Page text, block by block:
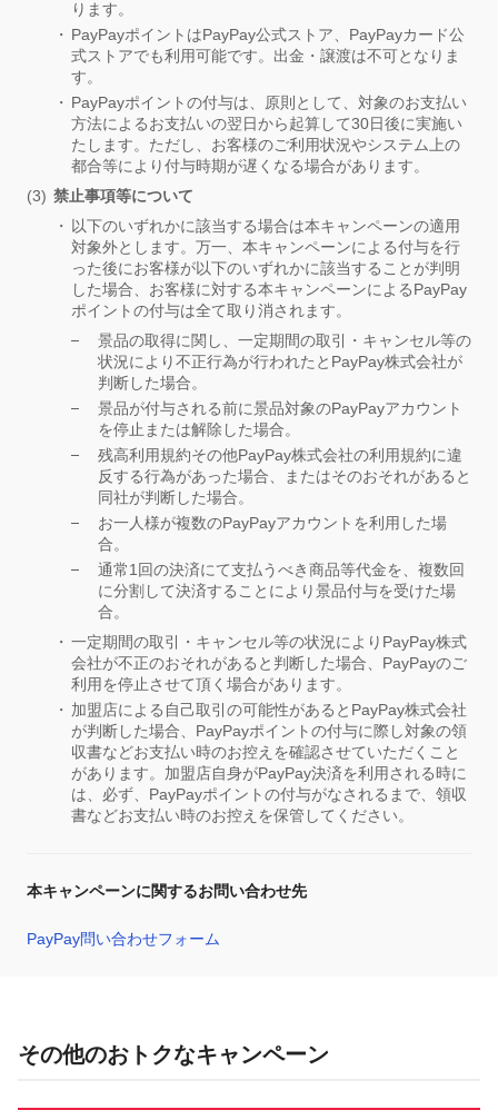
ります。
PayPayポイントはPayPay公式ストア、PayPayカード公
式ストアでも利用可能です。出金・譲渡は不可となりま
す。
PayPayポイントの付与は、原則として、対象のお支払い
方法によるお支払いの翌日から起算して30日後に実施い
たします。ただし、お客様のご利用状況やシステム上の
都合等により付与時期が遅くなる場合があります。
禁止事項等について
以下のいずれかに該当する場合は本キャンペーンの適用
対象外とします。万一、本キャンペーンによる付与を行
った後にお客様が以下のいずれかに該当することが判明
した場合、お客様に対する本キャンペーンによるPayPay
ポイントの付与は全て取り消されます。
景品の取得に関し、一定期間の取引・キャンセル等の
状況により不正行為が行われたとPayPay株式会社が
判断した場合。
景品が付与される前に景品対象のPayPayアカウント
を停止または解除した場合。
残高利用規約その他PayPay株式会社の利用規約に違
反する行為があった場合、またはそのおそれがあると
同社が判断した場合。
お一人様が複数のPayPayアカウントを利用した場
合。
通常1回の決済にて支払うべき商品等代金を、複数回
に分割して決済することにより景品付与を受けた場
合。
一定期間の取引・キャンセル等の状況によりPayPay株式
会社が不正のおそれがあると判断した場合、PayPayのご
利用を停止させて頂く場合があります。
加盟店による自己取引の可能性があるとPayPay株式会社
が判断した場合、PayPayポイントの付与に際し対象の領
収書などお支払い時のお控えを確認させていただくこと
があります。加盟店自身がPayPay決済を利用される時に
は、必ず、PayPayポイントの付与がなされるまで、領収
書などお支払い時のお控えを保管してください。
本キャンペーンに関するお問い合わせ先
PayPay問い合わせフォーム
その他のおトクなキャンペーン